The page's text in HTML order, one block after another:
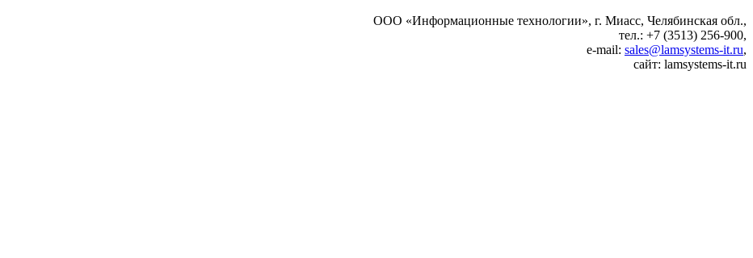
ООО «Информационные технологии», г. Миасс, Челябинская обл.,
тел.: +7 (3513) 256-900,
e‑mail: sales@lamsystems-it.ru,
сайт: lamsystems-it.ru